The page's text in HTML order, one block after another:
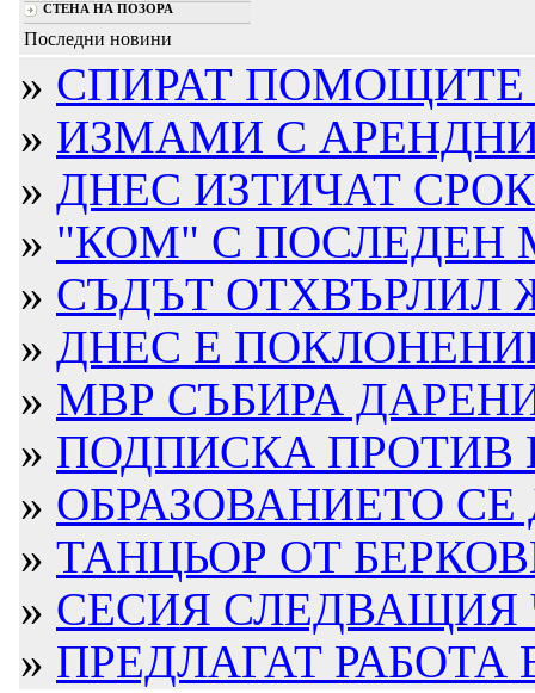
СТЕНА НА ПОЗОРА
Последни новини
» СПИРАТ ПОМОЩИТЕ
» ИЗМАМИ С
» ДНЕС ИЗТИЧАТ
» "КОМ" С ПОСЛЕДЕН
» СЪДЪТ ОТХВЪРЛИЛ
» ДНЕС Е
» МВР СЪБИРА
» ПОДПИСКА ПРОТИВ
» ОБРАЗОВАНИЕТО СЕ
» ТАНЦЬОР ОТ
» СЕСИЯ СЛЕДВАЩИЯ
» ПРЕДЛАГАТ